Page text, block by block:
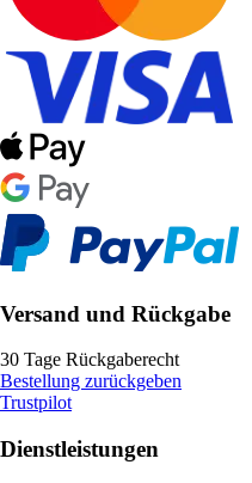
Versand und Rückgabe
30 Tage Rückgaberecht
Bestellung zurückgeben
Trustpilot
Dienstleistungen